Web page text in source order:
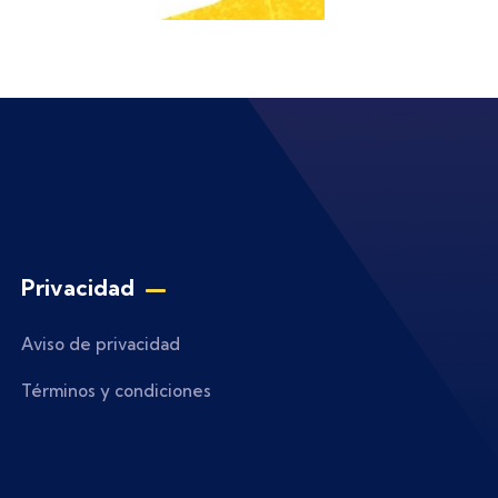
Privacidad
Aviso de privacidad
Términos y condiciones